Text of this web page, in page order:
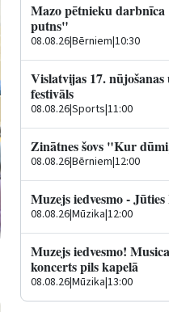
Mazo pētnieku
putns"
08.08.26|Bērniem|10:30
Vislatvijas 17. nūjošanas
festivāls
08.08.26|Sports|11:00
Zinātnes šovs "Kur
08.08.26|Bērniem|12:00
Muzejs iedvesmo -
08.08.26|Mūzika|12:00
Muzejs iedvesmo!
koncerts pils kapelā
08.08.26|Mūzika|13:00